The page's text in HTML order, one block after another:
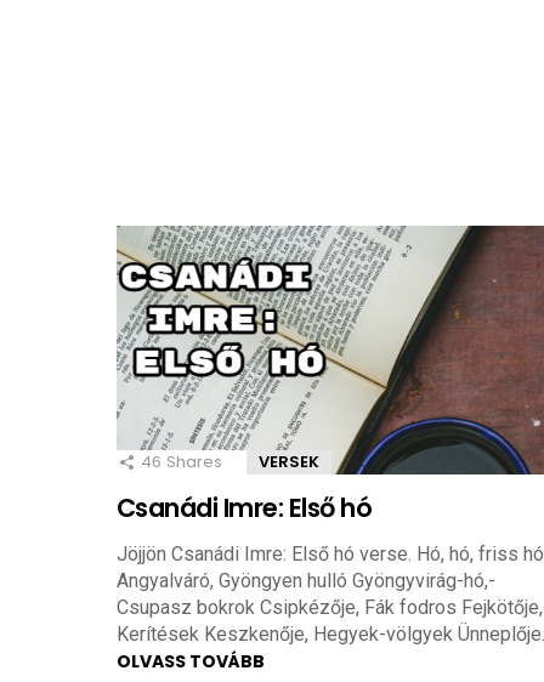
46 Shares VERSEK
Csanádi Imre: Első hó
Jöjjön Csanádi Imre: Első hó verse. Hó, hó, friss
Angyalváró, Gyöngyen hulló Gyöngyvirág-hó,-
Csupasz bokrok Csipkézője, Fák fodros Fejkötője,
Kerítések Keszkenője, Hegyek-völgyek Ünneplője.
OLVASS TOVÁBB